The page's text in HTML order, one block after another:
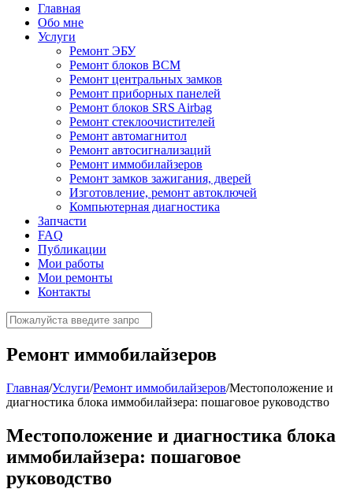
Главная
Обо мне
Услуги
Ремонт ЭБУ
Ремонт блоков BCМ
Ремонт центральных замков
Ремонт приборных панелей
Ремонт блоков SRS Airbag
Ремонт стеклоочистителей
Ремонт автомагнитол
Ремонт автосигнализаций
Ремонт иммобилайзеров
Ремонт замков зажигания, дверей
Изготовление, ремонт автоключей
Компьютерная диагностика
Запчасти
FAQ
Публикации
Мои работы
Мои ремонты
Контакты
Ремонт иммобилайзеров
Главная/Услуги/Ремонт иммобилайзеров/Местоположение и
диагностика блока иммобилайзера: пошаговое руководство
Местоположение и диагностика блока
иммобилайзера: пошаговое
руководство